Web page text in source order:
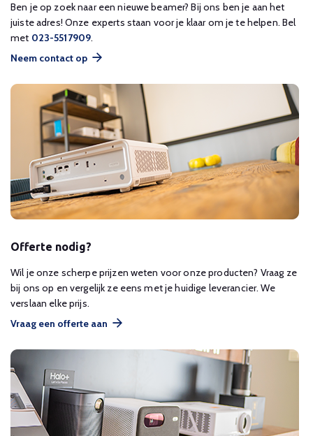
Ben je op zoek naar een nieuwe beamer? Bij ons ben je aan het
juiste adres! Onze experts staan voor je klaar om je te helpen. Bel
met 023-5517909.
Neem contact op
Offerte nodig?
Wil je onze scherpe prijzen weten voor onze producten? Vraag ze
bij ons op en vergelijk ze eens met je huidige leverancier. We
verslaan elke prijs.
Vraag een offerte aan